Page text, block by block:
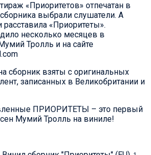
«Приоритетов» отпечатан в
выбрали слушатели. А
расставила «Приоритеты».
несколько месяцев в
Тролль и на сайте
сборник взяты с оригинальных
записанных в Великобритании и
ПРИОРИТЕТЫ – это первый
Мумий Тролль на виниле!